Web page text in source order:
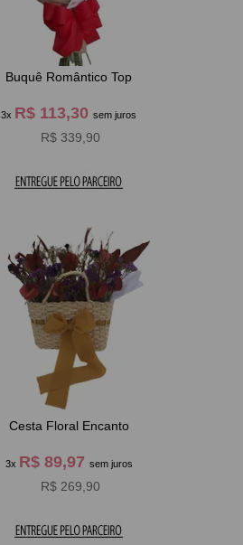
Buquê Romântico Top
3x R$ 113,30sem juros
R$ 339,90
Cesta Floral Encanto
3x R$ 89,97 sem juros
R$ 269,90